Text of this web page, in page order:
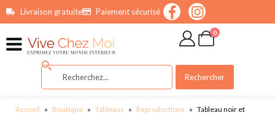
principalLivraison gratuite Paiement sécurisé
0
Rechercher
Accueil » Boutique » Tableaux » Reproductions » Tableau noir et